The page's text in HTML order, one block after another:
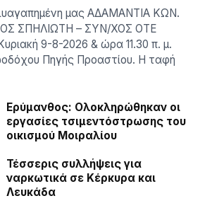
μας ΑΔΑΜΑΝΤΙΑ ΚΩΝ.
ΣΠΗΛΙΩΤΗ – ΣΥΝ/ΧΟΣ ΟΤΕ
9-8-2026 & ώρα 11.30 π. μ.
Πηγής Προαστίου. Η ταφή
Ερύμανθος: Ολοκληρώθηκαν οι
εργασίες τσιμεντόστρωσης του
οικισμού Μοιραλίου
Τέσσερις συλλήψεις για
ναρκωτικά σε Κέρκυρα και
Λευκάδα